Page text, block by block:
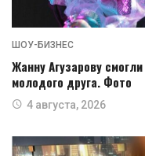
ШОУ-БИЗНЕС
Жанну Агузарову
молодого друга. Фото
4 августа, 2026